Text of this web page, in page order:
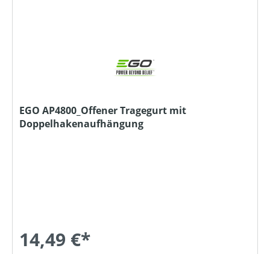
EGO AP4800_Offener Tragegurt mit
Doppelhakenaufhängung
14,49 €*